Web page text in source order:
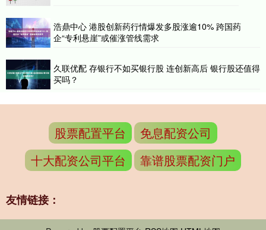
浩鼎中心 港股创新药行情爆发多股涨逾10% 跨国药
企“专利悬崖”或催涨管线需求
久联优配 存银行不如买银行股 连创新高后 银行股还值得
买吗？
股票配置平台
免息配资公司
十大配资公司平台
靠谱股票配资门户
友情链接：